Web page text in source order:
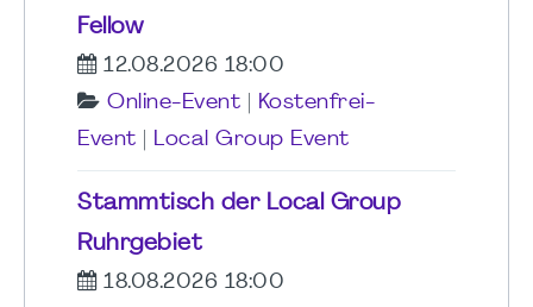
Fellow
12.08.2026 18:00
Online-Event
Kostenfrei-
Event
Local Group Event
Stammtisch der Local Group
Ruhrgebiet
18.08.2026 18:00